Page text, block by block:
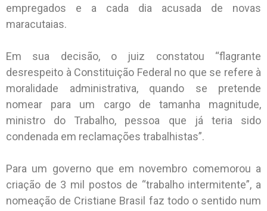
empregados e a cada dia acusada de novas
maracutaias.
Em sua decisão, o juiz constatou “flagrante
desrespeito à Constituição Federal no que se refere à
moralidade administrativa, quando se pretende
nomear para um cargo de tamanha magnitude,
ministro do Trabalho, pessoa que já teria sido
condenada em reclamações trabalhistas”.
Para um governo que em novembro comemorou a
criação de 3 mil postos de “trabalho intermitente”, a
nomeação de Cristiane Brasil faz todo o sentido num